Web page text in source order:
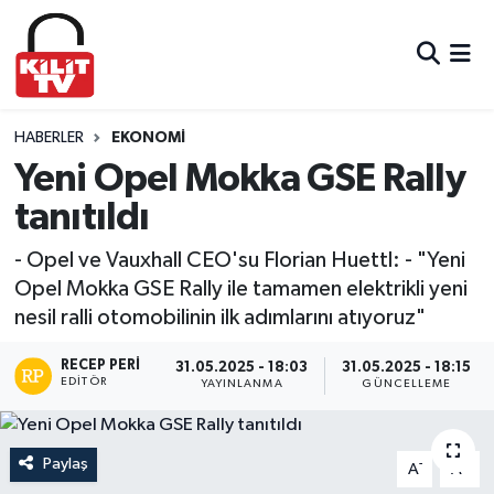
HABERLER EKONOMI
Yeni Opel Mokka GSE Rally
tanıtıldı
- Opel ve Vauxhall CEO'su Florian Huettl: - "Yeni
Opel Mokka GSE Rally ile tamamen elektrikli yeni
nesil ralli otomobilinin ilk adımlarını atıyoruz"
RECEP PERI
EDITÖR
31.05.2025 - 18:03
YAYINLANMA
31.05.2025 - 18:15
GÜNCELLEME
Paylaş A- A
Hava Durumu
Trafik Durumu
Süper Lig Puan Durumu ve Fikstür
Tüm Manşetler
Son Dakika Haberleri
Haber Arşivi